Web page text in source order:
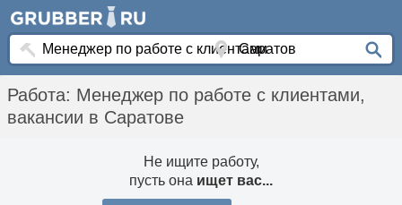
Работа: Менеджер по работе с клиентами,
вакансии в Саратове
Не ищите работу,
пусть она ищет вас...